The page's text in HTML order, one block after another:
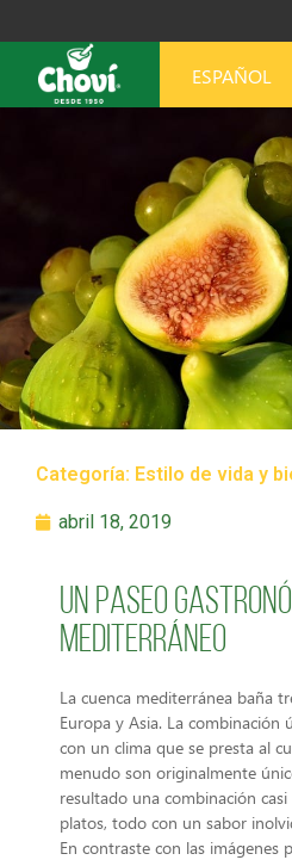
ESPAÑOL
Categoría: Estilo de vida y
abril 18, 2019
Un paseo
Mediterráneo
La cuenca mediterránea baña
Europa y Asia. La combinación
con un clima que se presta al
menudo son originalmente
resultado una combinación
platos, todo con un sabor
En contraste con las imágenes